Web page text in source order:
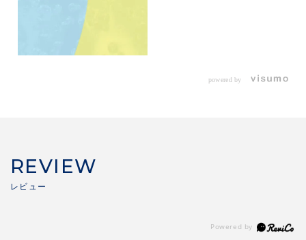
powered by
REVIEW